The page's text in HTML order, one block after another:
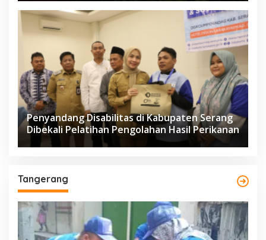
Penyandang Disabilitas di Kabupaten Serang
Dibekali Pelatihan Pengolahan Hasil Perikanan
Tangerang